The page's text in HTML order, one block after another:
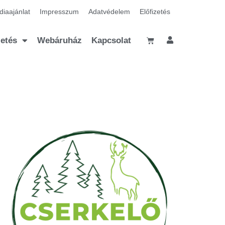
Impresszum Adatvédelem Előfizetés
Webáruház Kapcsolat